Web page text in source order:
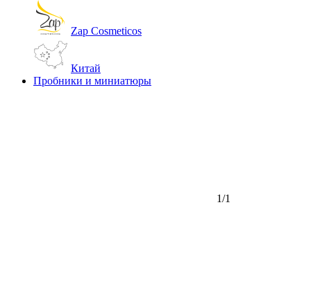
Zap Cosmeticos
Китай
Пробники и миниатюры
1/1